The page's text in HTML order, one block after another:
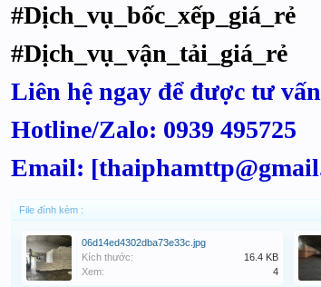
#Dịch_vụ_bốc_xếp_giá_rẻ
#Dịch_vụ_vận_tải_giá_rẻ
Liên hệ ngay để được tư
Hotline/Zalo: 0939 495725
Email:
File đính kèm :
06d14ed4302dba73e33c.jpg
Kích thước:
16.4 KB
Xem:
4